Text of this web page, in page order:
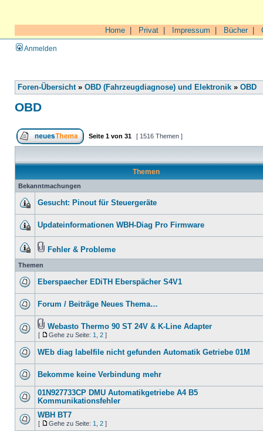
Home Privat Impressum Bücher|
Anmelden
Foren-Übersicht» OBD (Fahrzeugdiagnose) und Elektronik » OBD
OBD
Seite 1 von 31 [ 1516 Themen ]
Themen
Bekanntmachungen
Gesucht: Pinout für Steuergeräte
Updateinformationen WBH-Diag Pro Firmware
Fehler & Probleme
Themen
Eberspaecher EDiTH Eberspächer S4V1
Forum / Beiträge Neues Thema…
Webasto Thermo 90 ST 24V & K-Line Adapter
[ Gehe zu Seite: 1 2 ]
WEb diag labelfile nicht gefunden Automatik Getriebe 01M
Bekomme keine Verbindung mehr
01N927733CP DMU Automatikgetriebe A4 B5
Kommunikationsfehler
WBH BT7
[ Gehe zu Seite: 1 2 ]